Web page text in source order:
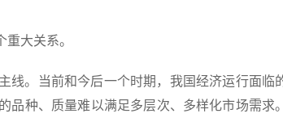
大关系。
线。当前和今后一个时期，我国经济运行面临
品种、质量难以满足多层次、多样化市场需求